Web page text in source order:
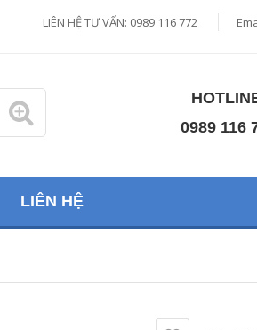
LIÊN HỆ TƯ VẤN: 0989 116 772
0989 116
LIÊN HỆ